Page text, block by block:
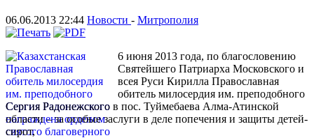
06.06.2013 22:44 Новости - Митрополия
6 июня 2013 года, по благословению
Святейшего Патриарха Московского и
всея Руси Кирилла Православная
обитель милосердия им. преподобного
Сергия Радонежского в пос. Туймебаева Алма-Атинской
области – за особые заслуги в деле попечения и защиты детей-
сирот,